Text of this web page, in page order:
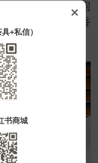
×
+私信）
书商城
正、滋味厚重回
亮、汤色金黄、香